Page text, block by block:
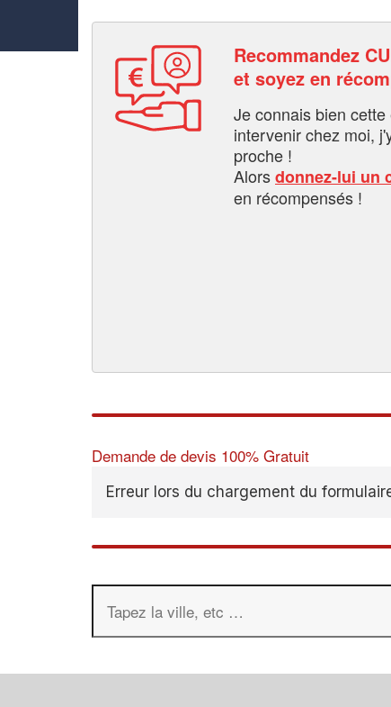
Recommandez
et soyez en
Je connais bien
intervenir chez moi,
proche !
Alorsdonnez-lui un
en récompensés !
Demande de devis 100% Gratuit
Erreur lors du chargement du